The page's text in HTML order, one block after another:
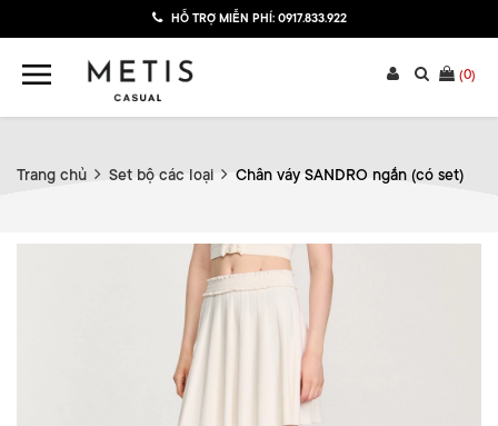
HỖ TRỢ MIỄN PHÍ: 0917.833.922
(0)
Trang chủ Set bộ các loại Chân váy SANDRO ngắn (có set)